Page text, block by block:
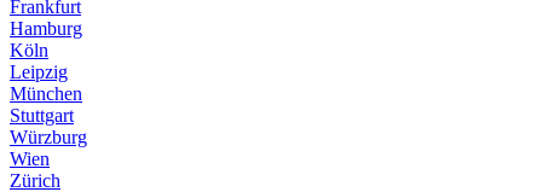
Frankfurt
Hamburg
Köln
Leipzig
München
Stuttgart
Würzburg
Wien
Zürich